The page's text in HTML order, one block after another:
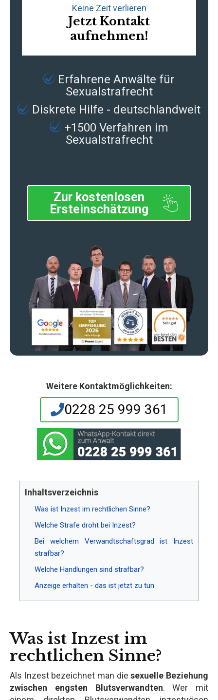
Keine Zeit verlieren
Jetzt Kontakt
aufnehmen!
Erfahrene Anwälte für
Sexualstrafrecht
Diskrete Hilfe - deutschlandweit
+1500 Verfahren im
Sexualstrafrecht
Zur kostenlosen
Ersteinschätzung
Weitere Kontaktmöglichkeiten:
0228 25 999 361
Inhaltsverzeichnis
Was ist Inzest im rechtlichen Sinne?
Welche Strafe droht bei Inzest?
Bei welchem Verwandtschaftsgrad ist Inzest
strafbar?
Welche Handlungen sind strafbar?
Anzeige erhalten - das ist jetzt zu tun
Was ist Inzest im
rechtlichen Sinne?
Als Inzest bezeichnet man diesexuelle Beziehung
zwischen engsten Blutsverwandten. Wer mit